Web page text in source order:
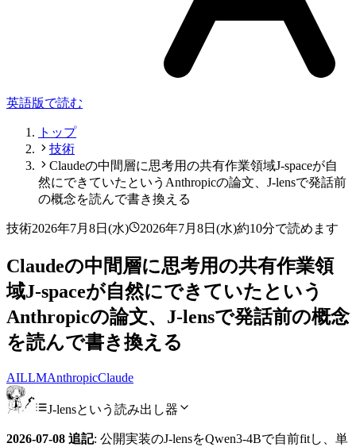
英語版で読む
トップ
技術
Claudeの中間層に思考用の共有作業領域J-spaceが自
然にできていたというAnthropicの論文、J-lensで発話前
の概念を読んで書き換える
技術2026年7月8日(水) 2026年7月8日(水)約10分で読めます
Claudeの中間層に思考用の共有作業領
域J-spaceが自然にできていたという
Anthropicの論文、J-lensで発話前の概念
を読んで書き換える
AILLMAnthropicClaude
J-lensという読み出し器
2026-07-08 追記: 公開実装のJ-lensをQwen3-4Bで自前fitし、単